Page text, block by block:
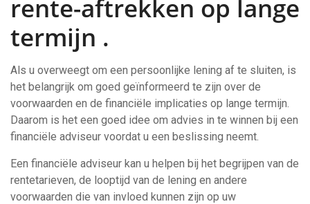
rente-aftrekken op lange
termijn .
Als u overweegt om een persoonlijke lening af te sluiten, is
het belangrijk om goed geïnformeerd te zijn over de
voorwaarden en de financiële implicaties op lange termijn.
Daarom is het een goed idee om advies in te winnen bij een
financiële adviseur voordat u een beslissing neemt.
Een financiële adviseur kan u helpen bij het begrijpen van de
rentetarieven, de looptijd van de lening en andere
voorwaarden die van invloed kunnen zijn op uw